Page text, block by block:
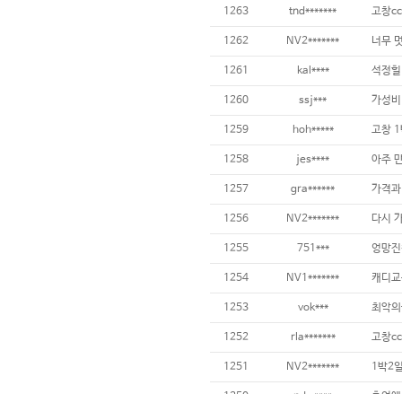
1263 tnd*******
1262 NV2******* 너무
1261 kal**** 석정
1260 ssj*** 가성
1259 hoh***** 고창
1258 jes**** 아주
1257 gra******
1256 NV2******* 다시
1255 751*** 엉망
1254 NV1******* 캐디
1253 vok*** 최악
1252 rla******* 고창cc
1251 NV2******* 1박2